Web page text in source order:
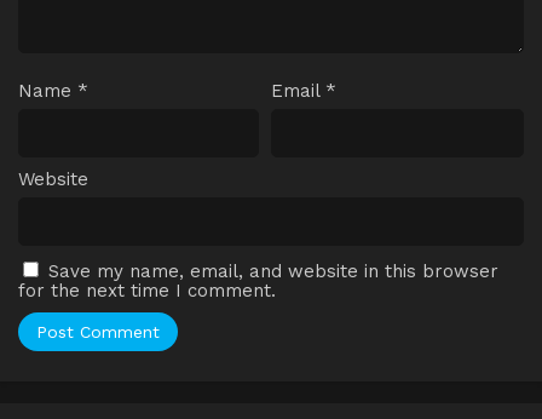
Name * Email *
Website
Save my name, email, and website in this browser
for the next time I comment.